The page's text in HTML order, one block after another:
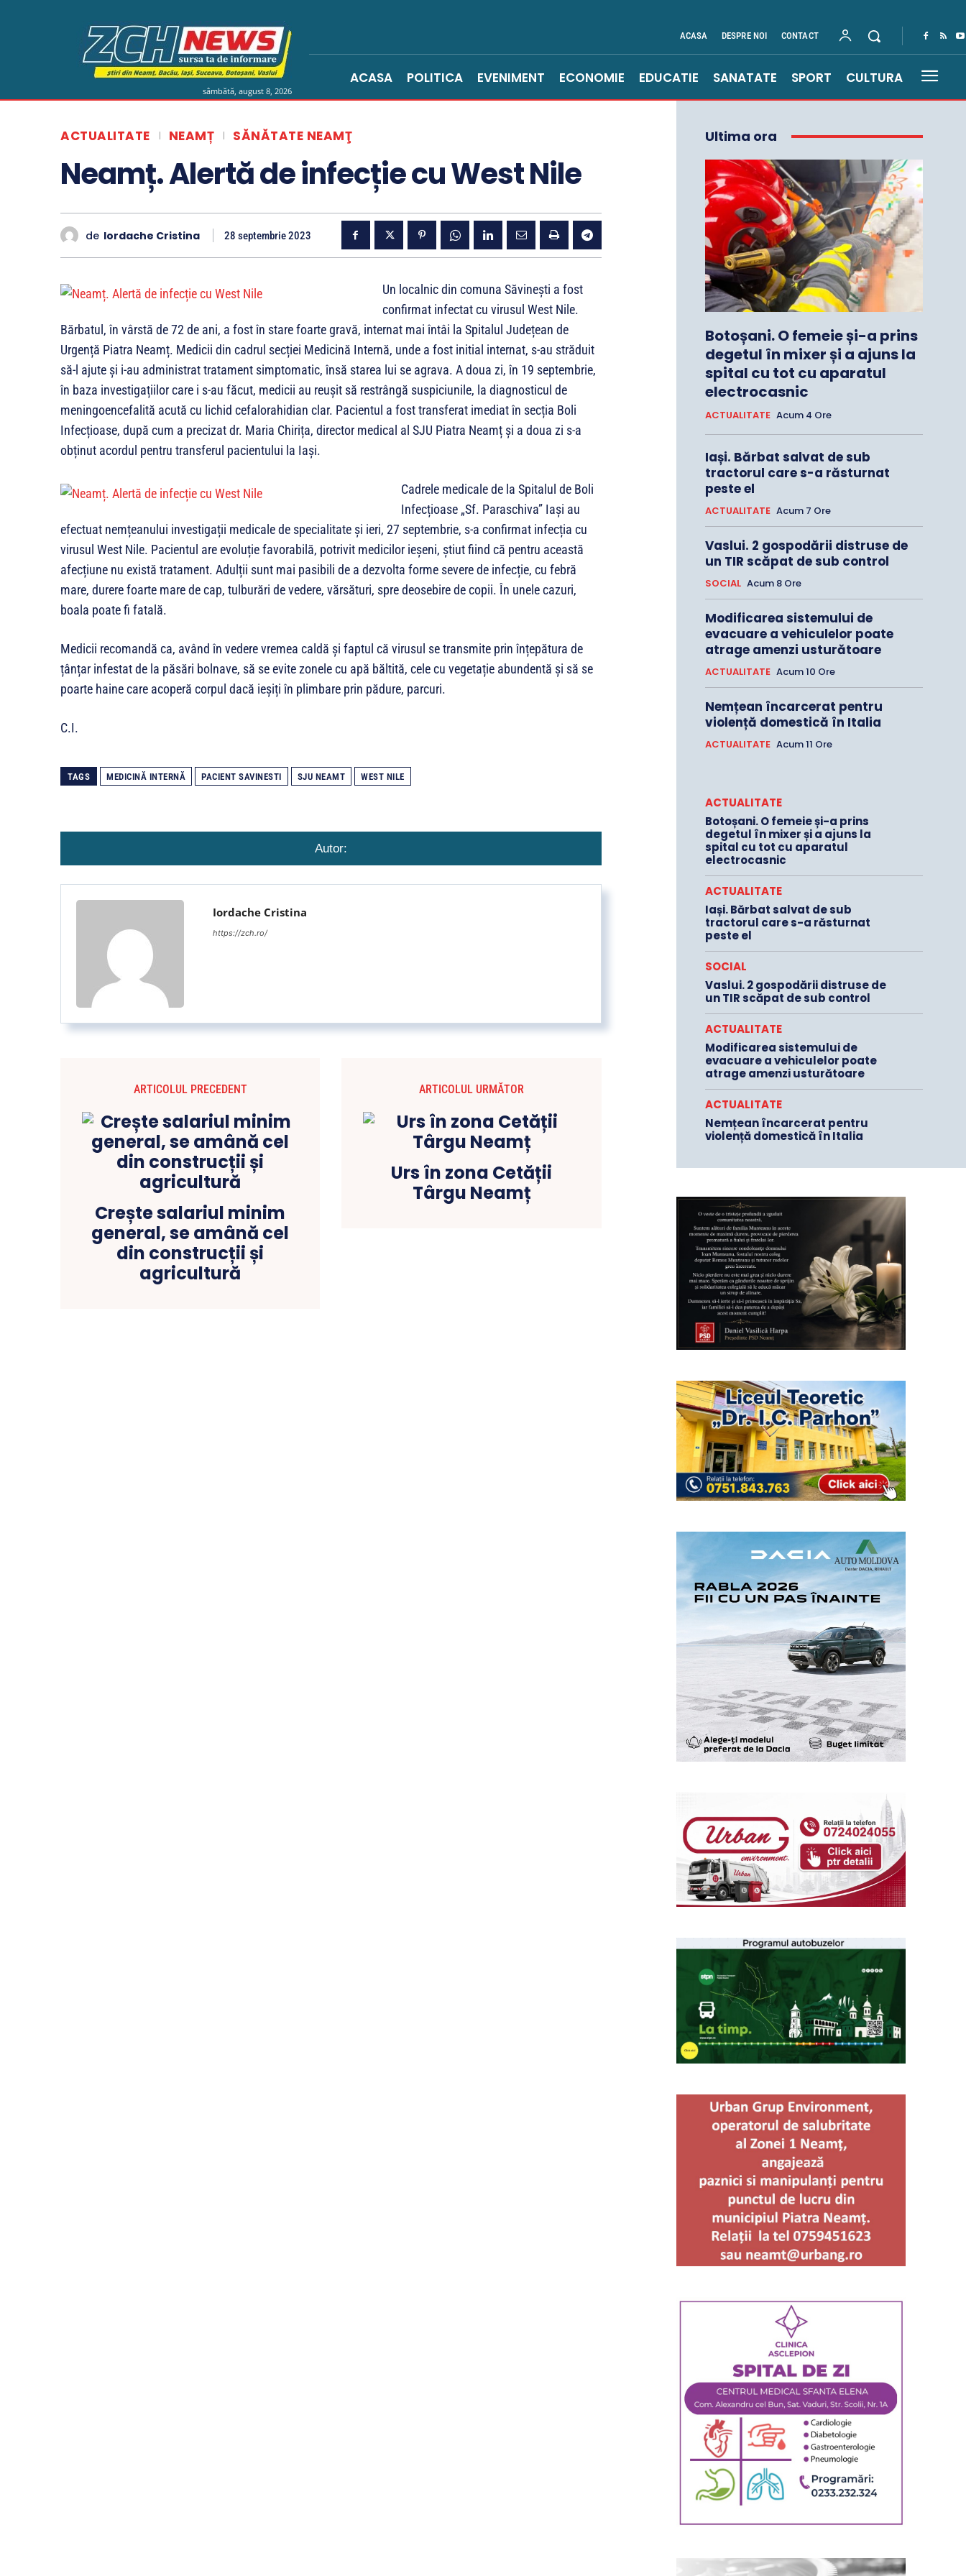
sâmbătă, august 8, 2026
ACASA DESPRE NOI CONTACT
ACASA POLITICA EVENIMENT ECONOMIE EDUCATIE SANATATE SPORT CULTURA
ACTUALITATE NEAMȚ SĂNĂTATE NEAMŢ
Neamț. Alertă de infecție cu West Nile
de Iordache Cristina 28 septembrie 2023
Un localnic din comuna Săvinești a fost
confirmat infectat cu virusul West Nile.
Bărbatul, în vârstă de 72 de ani, a fost în stare foarte gravă, internat mai întâi la Spitalul Județean de
Urgență Piatra Neamț. Medicii din cadrul secției Medicină Internă, unde a fost initial internat, s-au străduit
să-l ajute și i-au administrat tratament simptomatic, însă starea lui se agrava. A doua zi, în 19 septembrie,
în baza investigațiilor care i s-au făcut, medicii au reușit să restrângă suspiciunile, la diagnosticul de
meningoencefalită acută cu lichid cefalorahidian clar. Pacientul a fost transferat imediat în secția Boli
Infecțioase, după cum a precizat dr. Maria Chirița, director medical al SJU Piatra Neamț și a doua zi s-a
obținut acordul pentru transferul pacientului la Iași.
Cadrele medicale de la Spitalul de Boli
Infecțioase „Sf. Paraschiva” Iași au
efectuat nemțeanului investigații medicale de specialitate și ieri, 27 septembrie, s-a confirmat infecția cu
virusul West Nile. Pacientul are evoluție favorabilă, potrivit medicilor ieșeni, știut fiind că pentru această
afecțiune nu există tratament. Adulții sunt mai pasibili de a dezvolta forme severe de infecție, cu febră
mare, durere foarte mare de cap, tulburări de vedere, vărsături, spre deosebire de copii. În unele cazuri,
boala poate fi fatală.
Medicii recomandă ca, având în vedere vremea caldă și faptul că virusul se transmite prin înțepătura de
țânțar infestat de la păsări bolnave, să se evite zonele cu apă băltită, cele cu vegetație abundentă și să se
poarte haine care acoperă corpul dacă ieșiți în plimbare prin pădure, parcuri.
C.I.
TAGS MEDICINĂ INTERNĂ PACIENT SAVINESTI SJU NEAMT WEST NILE
Autor:
Iordache Cristina
https://zch.ro/
ARTICOLUL PRECEDENT
Crește salariul minim
general, se amână cel
din construcții și
agricultură
ARTICOLUL URMĂTOR
Urs în zona Cetății
Târgu Neamț
Ultima ora
Botoșani. O femeie și-a prins
degetul în mixer și a ajuns la
spital cu tot cu aparatul
electrocasnic
ACTUALITATE Acum 4 Ore
Iași. Bărbat salvat de sub
tractorul care s-a răsturnat
peste el
ACTUALITATE Acum 7 Ore
Vaslui. 2 gospodării distruse de
un TIR scăpat de sub control
SOCIAL Acum 8 Ore
Modificarea sistemului de
evacuare a vehiculelor poate
atrage amenzi usturătoare
ACTUALITATE Acum 10 Ore
Nemțean încarcerat pentru
violență domestică în Italia
ACTUALITATE Acum 11 Ore
ACTUALITATE
Botoșani. O femeie și-a prins
degetul în mixer și a ajuns la
spital cu tot cu aparatul
electrocasnic
ACTUALITATE
Iași. Bărbat salvat de sub
tractorul care s-a răsturnat
peste el
SOCIAL
Vaslui. 2 gospodării distruse de
un TIR scăpat de sub control
ACTUALITATE
Modificarea sistemului de
evacuare a vehiculelor poate
atrage amenzi usturătoare
ACTUALITATE
Nemțean încarcerat pentru
violență domestică în Italia